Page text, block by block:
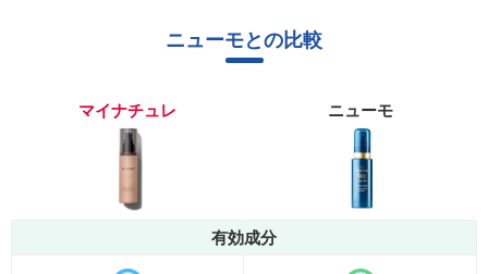
ニューモとの比較
マイナチュレ ニューモ
有効成分